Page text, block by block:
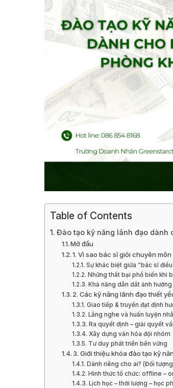
Table of Contents
Đào tạo kỹ năng lãnh đạo dành
Mở đầu
1. Vì sao bác sĩ giỏi chuyên
Sự khác biệt giữa “bác sĩ
Những thất bại phổ biến khi
Khả năng dẫn dắt ảnh
2. Các kỹ năng lãnh đạo thiết
Giao tiếp & truyền đạt định
Lắng nghe và huấn luyện
Ra quyết định – giải quyết
Xây dựng văn hóa đội nhóm
Tư duy phát triển bền vững
3. Giới thiệu khóa đào tạo kỹ
Dành riêng cho ai? (Đối
Hình thức tổ chức: offline –
Lịch học – thời lượng – học